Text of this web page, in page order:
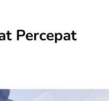
Percepat